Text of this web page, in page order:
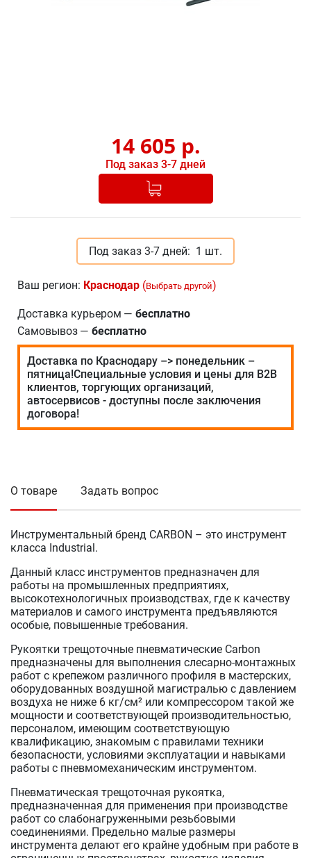
14 605 р.
Под заказ 3-7 дней
Добавлено в корзину
Под заказ 3-7 дней: 1 шт.
Ваш регион: Краснодар (Выбрать другой)
Доставка курьером — бесплатно
Самовывоз — бесплатно
Доставка по Краснодару –> понедельник –
пятница!Специальные условия и цены для В2В
клиентов, торгующих организаций,
автосервисов - доступны после заключения
договора!
О товаре Задать вопрос
Инструментальный бренд CARBON – это инструмент
класса Industrial.
Данный класс инструментов предназначен для
работы на промышленных предприятиях,
высокотехнологичных производствах, где к качеству
материалов и самого инструмента предъявляются
особые, повышенные требования.
Рукоятки трещоточные пневматические Carbon
предназначены для выполнения слесарно-монтажных
работ с крепежом различного профиля в мастерских,
оборудованных воздушной магистралью с давлением
воздуха не ниже 6 кг/см² или компрессором такой же
мощности и соответствующей производительностью,
персоналом, имеющим соответствующую
квалификацию, знакомым с правилами техники
безопасности, условиями эксплуатации и навыками
работы с пневмомеханическим инструментом.
Пневматическая трещоточная рукоятка,
предназначенная для применения при производстве
работ со слабонагруженными резьбовыми
соединениями. Предельно малые размеры
инструмента делают его крайне удобным при работе в